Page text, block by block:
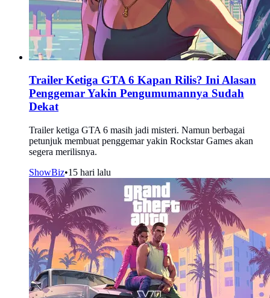
Trailer Ketiga GTA 6 Kapan Rilis? Ini Alasan
Penggemar Yakin Pengumumannya Sudah
Dekat
Trailer ketiga GTA 6 masih jadi misteri. Namun berbagai
petunjuk membuat penggemar yakin Rockstar Games akan
segera merilisnya.
ShowBiz•15 hari lalu